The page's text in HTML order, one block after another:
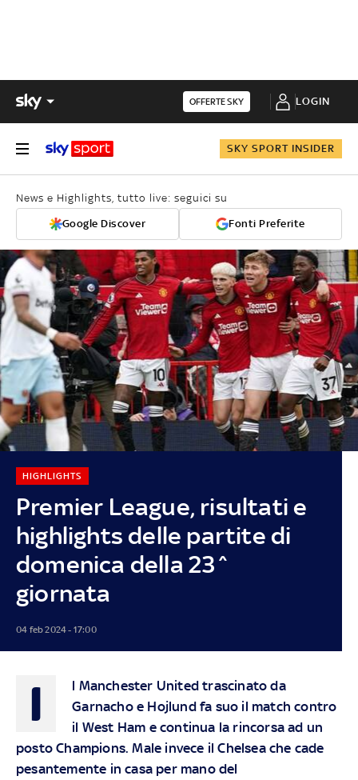
OFFERTE SKY LOGIN
SKY SPORT INSIDER
News e Highlights, tutto live: seguici su
Google Discover Fonti Preferite
Premier League, risultati e
highlights delle partite di
domenica della 23^
giornata
HIGHLIGHTS
04 feb 2024 - 17:00
I
l Manchester United trascinato da
Garnacho e Hojlund fa suo il match contro
il West Ham e continua la rincorsa ad un
posto Champions. Male invece il Chelsea che cade
pesantemente in casa per mano del